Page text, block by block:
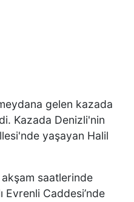
gelen kazada
Kazada Denizli'nin
yaşayan Halil
saatlerinde
Evrenli Caddesi’nde